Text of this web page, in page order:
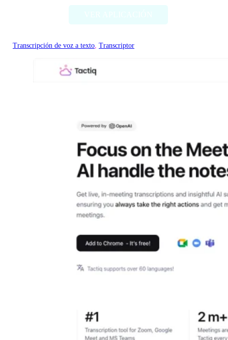
Transcripción de voz a texto, Transcriptor